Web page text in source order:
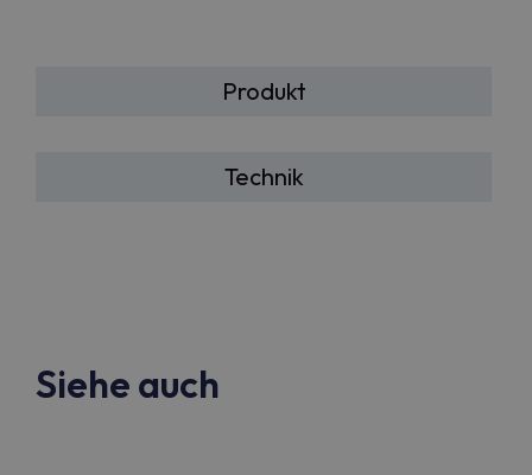
Produkt
Technik
Siehe auch